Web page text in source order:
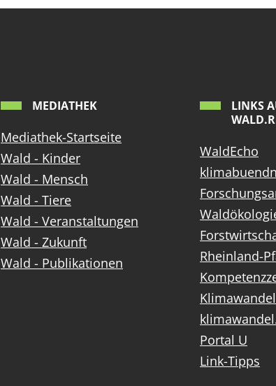
MEDIATHEK
Mediathek-Startseite
Wald - Kinder
Wald - Mensch
Wald - Tiere
Wald - Veranstaltungen
Wald - Zukunft
Wald - Publikationen
LINKS
WaldEcho
Rheinland-
Portal U
Link-Tipps